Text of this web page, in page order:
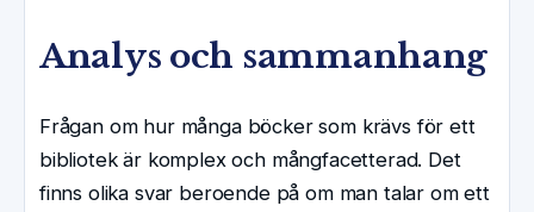
Analys och sammanhang
Frågan om hur många böcker som krävs för ett
bibliotek är komplex och mångfacetterad. Det
finns olika svar beroende på om man talar om ett